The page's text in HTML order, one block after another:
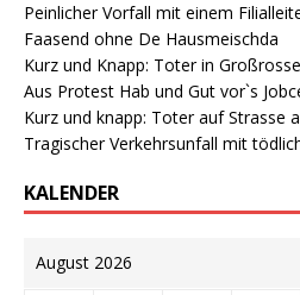
Peinlicher Vorfall mit einem
Faasend ohne De Hausmeischda
Kurz und Knapp: Toter in
Aus Protest Hab und Gut vor`s
Kurz und knapp: Toter auf Strasse
Tragischer Verkehrsunfall mit
KALENDER
August 2026